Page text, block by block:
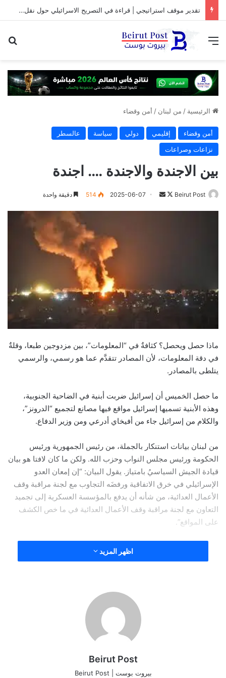
تقدير موقف استراتيجي | قراءة في التصريح الاسرائيلي حول نقل المفاوضات مع لبنان من واشنطن الى روما
القائمة
الرئيسية / من لبنان / أمن وقضاء
أمن وقضاء إقليمي دولي سياسة
عالسطر
نزاعات وصراعات
بين الاجندة والاجندة …. اجندة
Beirut Post
تابعأرسل 2025-06-07
514 دقيقة واحدة
ماذا حصل ويحصل؟ كثافةٌ في “المعلومات”، بين مزدوجين طبعا، وقلةٌ
في دقة المعلومات، لأن المصادر تتقدَّم عما هو رسمي، والرسمي
يتلطى بالمصادر.
ما حصل الخميس أن إسرائيل ضربت أبنية في الضاحية الجنوبية،
وهذه الأبنية تسميها إسرائيل مواقع فيها مصانع لتجميع “الدرونز”،
والكلام من إسرائيل جاء من أفيخاي أدرعي ومن وزير الدفاع.
من لبنان بيانات استنكار بالجملة، من رئيس الجمهورية ورئيس
الحكومة ورئيس مجلس النواب وحزب الله. ولكن ما كان لافتا هو بيان
قيادة الجيش السياسيُ بامتياز. يقول البيان: “إن إمعان العدو
الإسرائيلي في خرق الاتفاقية ورفضَه التجاوب مع لجنة مراقبة وقف
الأعمال العدائية، من شأنه أن يدفع بالمؤسسة العسكرية إلى تجميد
التعاون مع لجنة مراقبة وقف الأعمال العدائية في ما خص الكشف
على المواقع”.
فهل تجميد التعاون مع لجنة المراقبة قرار تتخذه قيادة الجيش أو
مجلس الوزراء؟
لا يلتزم بنود اتفاق وقف النار التي تتحدث عن نزع سلاح حزب الله،
من كل لبنان لا من جنوبي الليطاني فقط، وقراءة لبنانية مفادها أن
إسرائيل لا تلتزم بالإتفاق.
التذكير أن الولايات المتحدة الأميركية تعتمد القراءة الإسرائيلية،
وأكثرُ من مرة أعلنت إسرائيل أنها تُعلِم واشنطن بالضربة قبل القيام
اظهر المزيد
Beirut Post
بيروت بوست | Beirut Post